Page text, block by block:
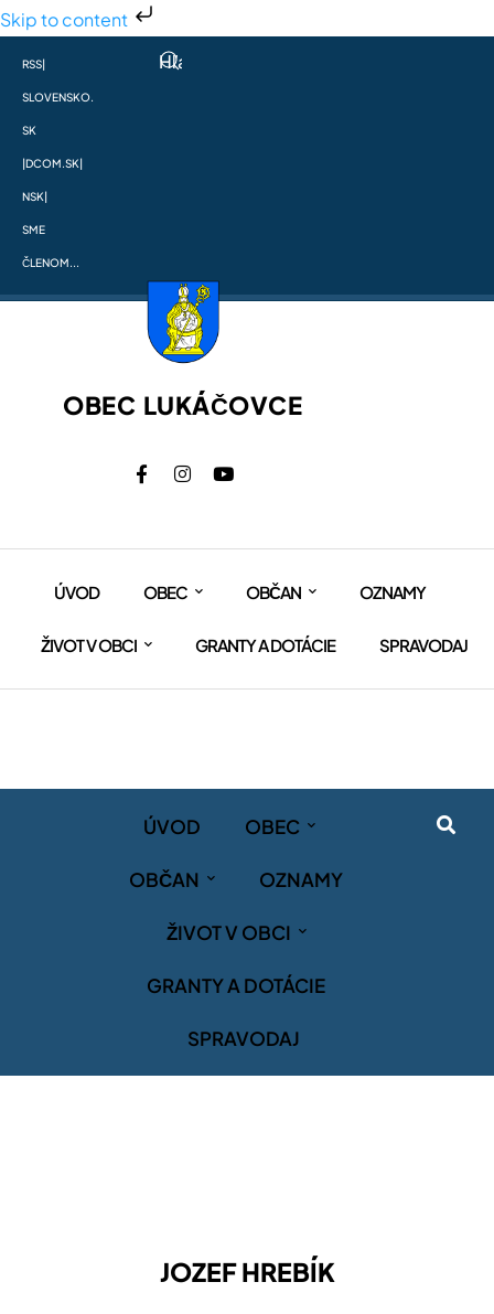
Skip to content
RSS|
SLOVENSKO.
SK
|DCOM.SK|
NSK|
SME
ČLENOM...
OBEC LUKÁČOVCE
ÚVOD OBEC OBČAN OZNAMY
ŽIVOT V OBCI GRANTY A DOTÁCIE SPRAVODAJ
ÚVOD OBEC
OBČAN OZNAMY
ŽIVOT V OBCI
GRANTY A DOTÁCIE
SPRAVODAJ
JOZEF HREBÍK